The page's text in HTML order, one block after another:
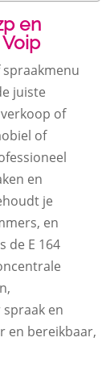
en
spraakmenu
juiste
of
of
en
je
en
de E 164
en
en bereikbaar,